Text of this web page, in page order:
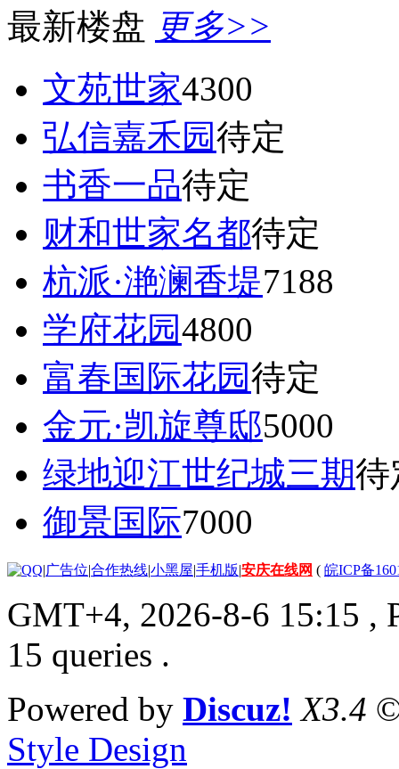
最新楼盘 更多>>
文苑世家4300
弘信嘉禾园待定
书香一品待定
财和世家名都待定
杭派·滟澜香堤7188
学府花园4800
富春国际花园待定
金元·凯旋尊邸5000
绿地迎江世纪城三期待
御景国际7000
|广告位|合作热线|小黑屋|手机版|安庆在线网 ( 皖ICP备
GMT+4, 2026-8-6 15:15 ,
15 queries .
Powered by Discuz! X3.4
Style Design